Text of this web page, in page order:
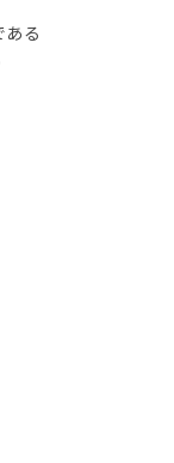
る